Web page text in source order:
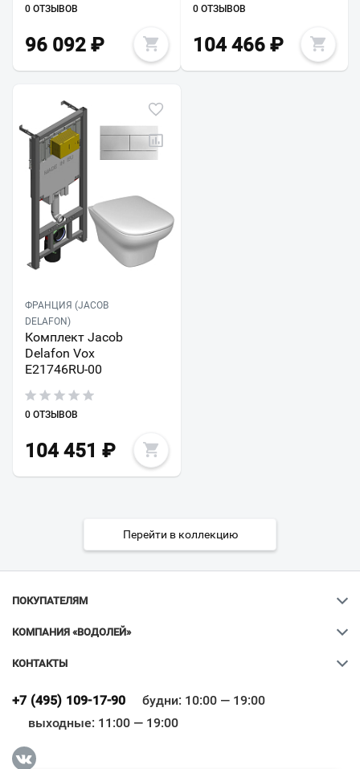
0 ОТЗЫВОВ
96 092 ₽
0 ОТЗЫВОВ
104 466₽
ФРАНЦИЯ (JACOB
DELAFON)
Комплект Jacob
Delafon Vox
E21746RU-00
0 ОТЗЫВОВ
104 451 ₽
Перейти в коллекцию
ПОКУПАТЕЛЯМ
КОМПАНИЯ «ВОДОЛЕЙ»
КОНТАКТЫ
+7 (495) 109-17-90
будни: 10:00 — 19:00
выходные: 11:00 — 19:00
Всё верно